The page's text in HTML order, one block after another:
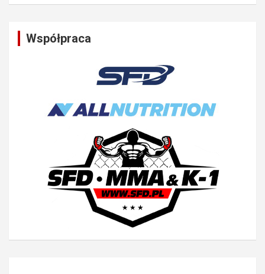
Współpraca